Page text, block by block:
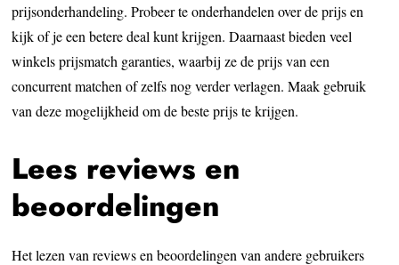
prijsonderhandeling. Probeer te onderhandelen over de prijs en
kijk of je een betere deal kunt krijgen. Daarnaast bieden veel
winkels prijsmatch garanties, waarbij ze de prijs van een
concurrent matchen of zelfs nog verder verlagen. Maak gebruik
van deze mogelijkheid om de beste prijs te krijgen.
Lees reviews en
beoordelingen
Het lezen van reviews en beoordelingen van andere gebruikers